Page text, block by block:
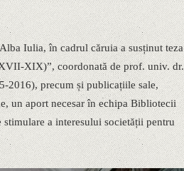
Iulia, în cadrul căruia a susținut teza
XIX)”, coordonată de prof. univ. dr.
2016), precum și publicațiile sale,
un aport necesar în echipa Bibliotecii
a interesului societății pentru